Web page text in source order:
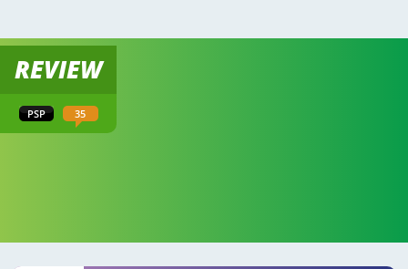
REVIEW
PSP 35